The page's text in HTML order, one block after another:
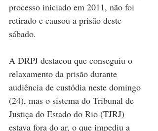
processo iniciado em 2011, não foi
retirado e causou a prisão deste
sábado.
A DRPJ destacou que conseguiu o
relaxamento da prisão durante
audiência de custódia neste domingo
(24), mas o sistema do Tribunal de
Justiça do Estado do Rio (TJRJ)
estava fora do ar, o que impediu a